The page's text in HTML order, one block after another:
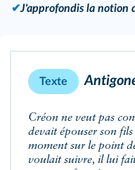
✔J'approfondis la notion
Texte
Créon ne veut pas
devait épouser son
moment sur le point
voulait suivre, il lui